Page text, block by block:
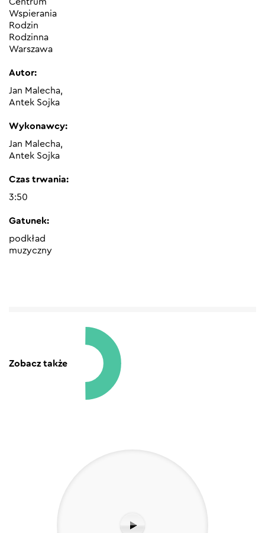
Wspierania
Rodzin
Rodzinna
Warszawa
Autor:
Jan Malecha,
Antek Sojka
Wykonawcy:
Jan Malecha,
Antek Sojka
Czas trwania:
3:50
Gatunek:
podkład
muzyczny
Zobacz także